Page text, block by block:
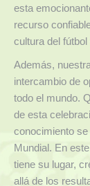
esta
recurso
cultura del
Además,
intercambio de
todo el mundo.
de esta
conocimiento
Mundial. En
tiene su lugar,
allá de los